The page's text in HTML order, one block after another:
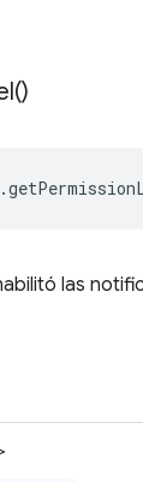
)
.
las
>